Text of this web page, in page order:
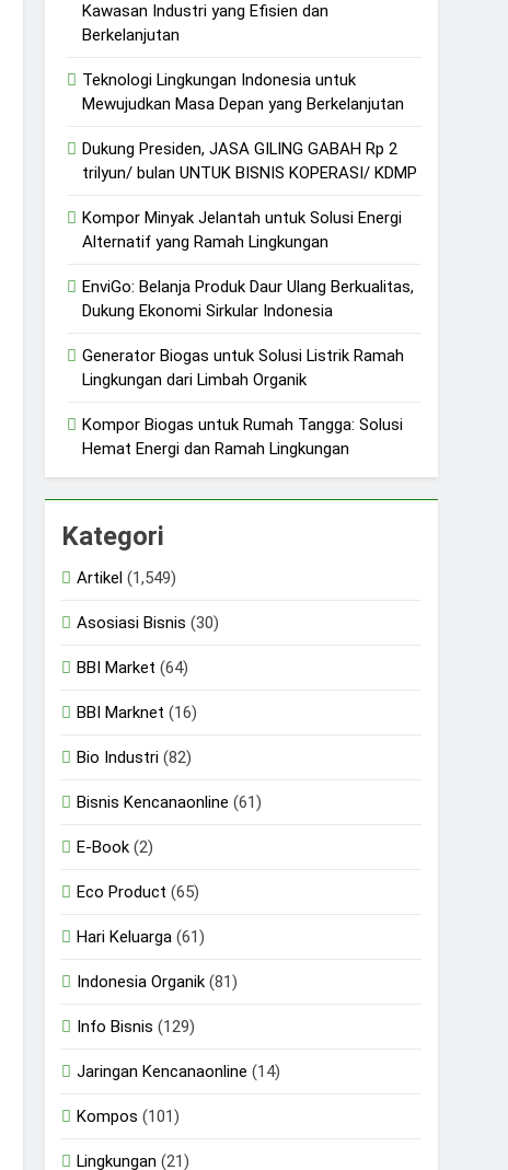
Kawasan Industri yang Efisien dan
Berkelanjutan
Teknologi Lingkungan Indonesia untuk
Mewujudkan Masa Depan yang Berkelanjutan
Dukung Presiden, JASA GILING GABAH Rp 2
trilyun/ bulan UNTUK BISNIS KOPERASI/ KDMP
Kompor Minyak Jelantah untuk Solusi Energi
Alternatif yang Ramah Lingkungan
EnviGo: Belanja Produk Daur Ulang Berkualitas,
Dukung Ekonomi Sirkular Indonesia
Generator Biogas untuk Solusi Listrik Ramah
Lingkungan dari Limbah Organik
Kompor Biogas untuk Rumah Tangga: Solusi
Hemat Energi dan Ramah Lingkungan
Kategori
Artikel (1,549)
Asosiasi Bisnis (30)
BBI Market (64)
BBI Marknet (16)
Bio Industri (82)
Bisnis Kencanaonline (61)
E-Book (2)
Eco Product (65)
Hari Keluarga (61)
Indonesia Organik (81)
Info Bisnis (129)
Jaringan Kencanaonline (14)
Kompos (101)
Lingkungan (21)